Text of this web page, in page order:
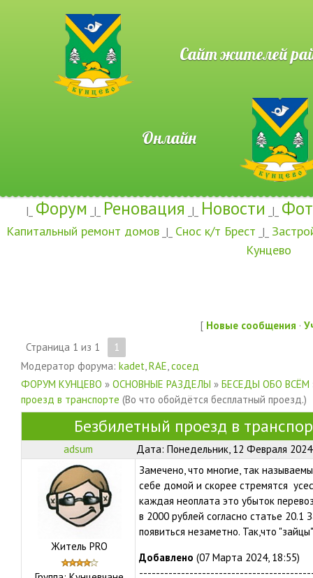
Сайт жителей
Онлайн
|_ Форум _|_ Реновация _|_ Новости _|_
Капитальный ремонт домов _|_ Снос к/т Брест _|_
Кунцево
[ Новые сообщения ·
Страница 1 из 1
1
Модератор форума: kadet,RAE,сосед
ФОРУМ КУНЦЕВО » ОСНОВНЫЕ РАЗДЕЛЫ » БЕСЕДЫ ОБО ВСЁМ
проезд в транспорте (Во что обойдётся бесплатный проезд.)
Безбилетный проезд в
adsum Дата: Понедельник, 12 Февраля
Житель PRO
Замечено, что многие, так
себе домой и скорее стремятся
каждая неоплата это убыток
в 2000 рублей согласно статье 20.1
появиться незаметно. Так,что
Добавлено (07 Марта 2024, 18:55)